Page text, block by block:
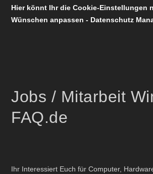
Hier könnt Ihr die Cookie-Einstellungen
Wünschen anpassen - Datenschutz
Jobs / Mitarbeit
FAQ.de
Ihr Interessiert Euch für Computer,